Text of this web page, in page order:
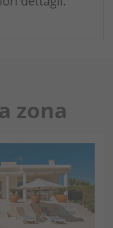
zona